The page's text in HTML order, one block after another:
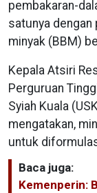
pembakaran-
satunya dengan
minyak (BBM)
Kepala Atsiri
Perguruan
Syiah Kuala
mengatakan,
untuk
Baca juga:
Kemenperin: